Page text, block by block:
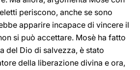
periscono, anche se sono
apparire incapace di vincere il
si può accettare. Mosè ha fatto
del Dio di salvezza, è stato
della liberazione divina e ora,